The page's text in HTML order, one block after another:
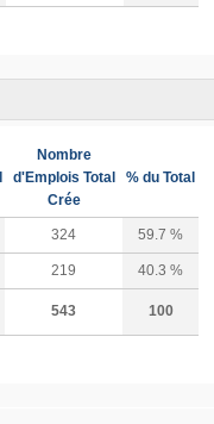
Nombre
d'Emplois Total
Crée
% du Total
324 59.7 %
219
40.3 %
543 100